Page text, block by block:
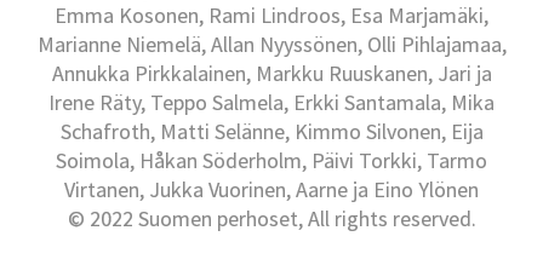
Emma Kosonen, Rami Lindroos, Esa Marjamäki,
Marianne Niemelä, Allan Nyyssönen, Olli Pihlajamaa,
Annukka Pirkkalainen, Markku Ruuskanen, Jari ja
Irene Räty, Teppo Salmela, Erkki Santamala, Mika
Schafroth, Matti Selänne, Kimmo Silvonen, Eija
Soimola, Håkan Söderholm, Päivi Torkki, Tarmo
Virtanen, Jukka Vuorinen, Aarne ja Eino Ylönen
© 2022 Suomen perhoset, All rights reserved.